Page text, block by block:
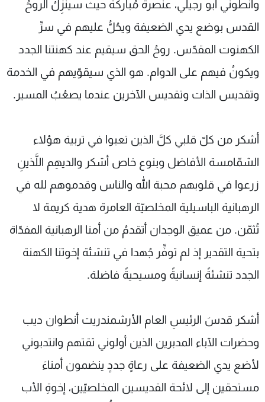
وأنطوني أبو رجيلي، عنصرةً مُباركة حيث سينزِلُ الروحُ
القدس بوضع يدي الضعيفة ويحُلُّ عليهم في سرِّ
الكهنوت المقدّس. روحُ الحق سيقيم عند كهنتنا الجدد
ويكونُ فيهم على الدوام. هو الذي سيقوّيهم في الخدمة
وتقديس الذات وتقديس الآخرين عندما يصعُبُ المسير.
أشكر من كلّ قلبي كلَّ الذين تعبوا في تربية هؤلاء
الشمّامسة الأفاضل وبنوع خاص أشكر والديهِم اللَّذينِ
زرعوا في قلوبهم محبة الله والناس وقدموهم لله في
الرهبانية الباسيلية المخلصيّة العامرة هدية كريمة لا
تُثمّن. من عميق الوجدان أتقدمُ من أمنا الرهبانية المفدّاة
بتحية التقدير إذ لم توفِّر جُهدا في تنشئة إخوتنا الكهنة
الجدد تنشئةً إنسانيةً ومسيحيةً فاضلة.
أشكر قدسَ الرئيسِ العام الأرشمندريت أنطوان ديب
وحضرات الآباء المدبرين الذين أولوني ثقتهم وانتدبوني
لأضع يدي الضعيفة على رعاةٍ جددٍ ينضمون أمناءَ
مستحقين إلى لائحة القديسين المخلصيّين، إخوةِ الأب